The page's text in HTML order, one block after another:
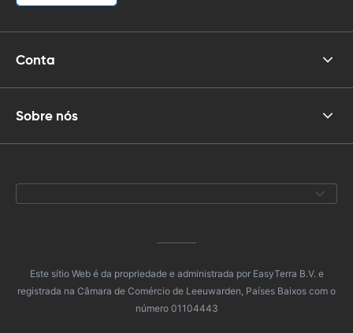
Conta
Sobre nós
Este sítio Web é da propriedade e administrada por EasyTerra B.V. e
registrada na Câmara de Comércio de Leeuwarden, Países Baixos com o
número 01104443